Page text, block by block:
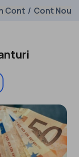
Cont / Cont Nou